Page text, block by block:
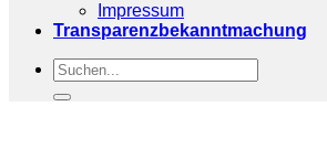
Impressum
Transparenzbekanntmachung